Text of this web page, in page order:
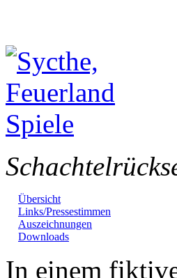
Übersicht
Links/Pressestimmen
Auszeichnungen
Downloads
In einem